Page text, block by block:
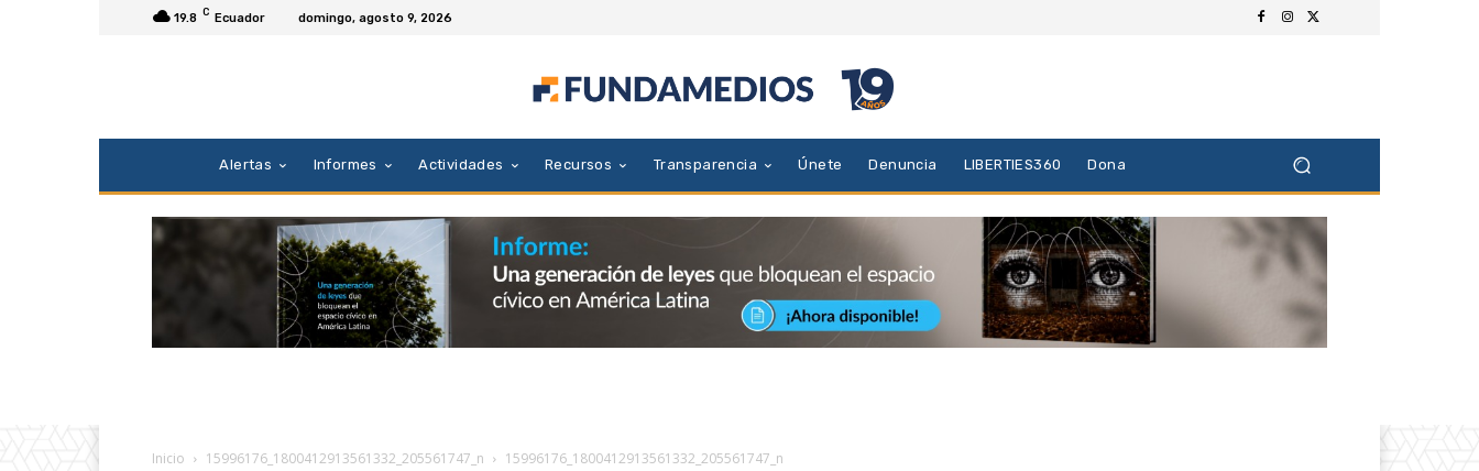
19.8 C Ecuador domingo, agosto 9, 2026
Alertas Informes Actividades Recursos Transparencia Únete Denuncia LIBERTIES360 Dona
Inicio 15996176_1800412913561332_205561747_n 15996176_1800412913561332_205561747_n